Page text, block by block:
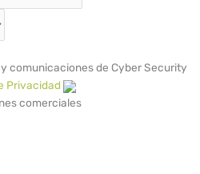
comunicaciones de Cyber Security
Privacidad
comerciales